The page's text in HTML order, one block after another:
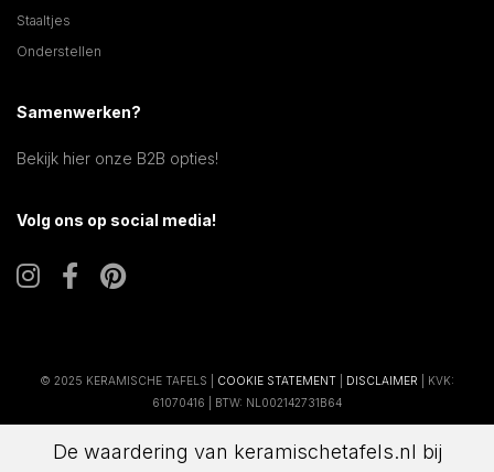
Staaltjes
Onderstellen
Samenwerken?
Bekijk hier onze B2B opties!
Volg ons op social media!
© 2025 KERAMISCHE TAFELS | COOKIE STATEMENT DISCLAIMER | KVK:
61070416 | BTW: NL002142731B64
De waardering van keramischetafels.nl bij